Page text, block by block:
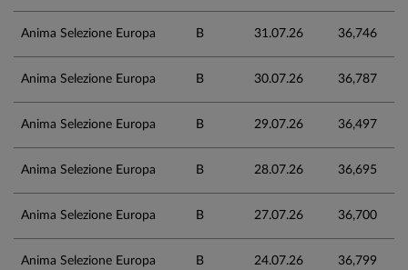
Anima Selezione Europa B 31.07.26 36,746
Anima Selezione Europa B 30.07.26 36,787
Anima Selezione Europa B 29.07.26 36,497
Anima Selezione Europa B 28.07.26 36,695
Anima Selezione Europa B 27.07.26 36,700
Anima Selezione Europa B 24.07.26 36,799